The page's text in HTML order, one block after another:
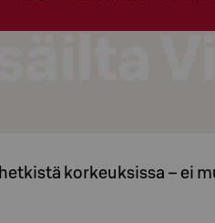
korkeuksissa – ei